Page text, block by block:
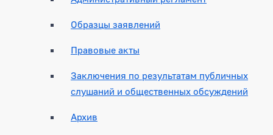
Образцы заявлений
Правовые акты
Заключения по результатам публичных
слушаний и общественных обсуждений
Архив